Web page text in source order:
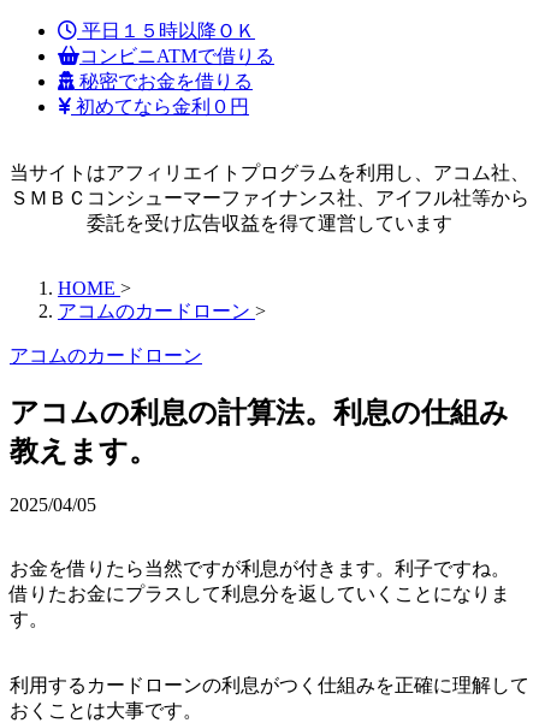
平日１５時以降ＯＫ
コンビニATMで借りる
秘密でお金を借りる
初めてなら金利０円
当サイトはアフィリエイトプログラムを利用し、アコム社、
ＳＭＢＣコンシューマーファイナンス社、アイフル社等から
委託を受け広告収益を得て運営しています
HOME >
アコムのカードローン >
アコムのカードローン
アコムの利息の計算法。利息の仕組み
教えます。
2025/04/05
お金を借りたら当然ですが利息が付きます。利子ですね。
借りたお金にプラスして利息分を返していくことになりま
す。
利用するカードローンの利息がつく仕組みを正確に理解して
おくことは大事です。